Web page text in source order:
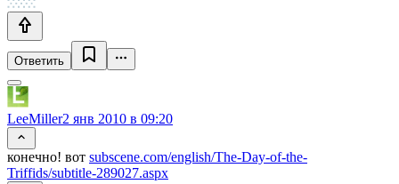
Ответить
LeeMiller2 янв 2010 в 09:20
конечно! вот subscene.com/english/The-Day-of-the-
Triffids/subtitle-289027.aspx